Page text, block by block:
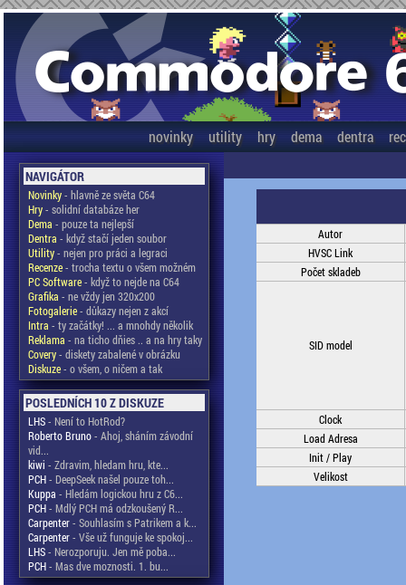
novinky utility hry dema dentra
NAVIGÁTOR
Novinky- hlavně ze světa C64
Hry- solidní databáze her
Dema - pouze ta nejlepší
Dentra - když stačí jeden soubor
Utility- nejen pro práci a legraci
Recenze- trocha textu o všem možném
PC Software- když to nejde na C64
Grafika - ne vždy jen 320x200
Fotogalerie- důkazy nejen z akcí
Intra - ty začátky! ... a mnohdy několik
Reklama - na ticho dňies .. a na hry taky
Covery- diskety zabalené v obrázku
Diskuze- o všem, o ničem a tak
POSLEDNÍCH 10 Z DISKUZE
LHS- Není to HotRod?
Roberto Bruno- Ahoj, sháním závodní
vid...
kiwi - Zdravim, hledam hru, kte...
PCH- DeepSeek našel pouze toh...
Kuppa - Hledám logickou hru z C6...
PCH- Mdlý PCH má odzkoušený R...
Carpenter- Souhlasím s Patrikem a k...
Carpenter- Vše už funguje ke spokoj...
LHS- Nerozporuju. Jen mě poba...
PCH- Mas dve moznosti. 1. bu...
Autor
HVSC Link
Počet skladeb
SID model
Clock
Load Adresa
Init / Play
Velikost